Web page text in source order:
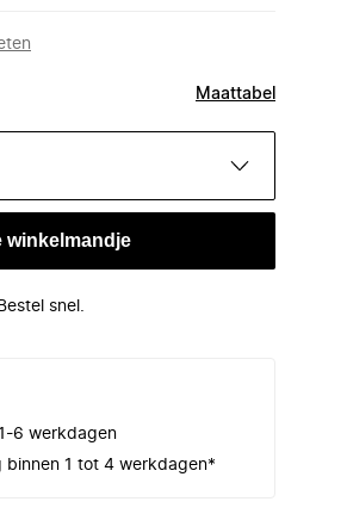
Maattabel
winkelmandje
snel.
6 werkdagen
binnen 1 tot 4 werkdagen*